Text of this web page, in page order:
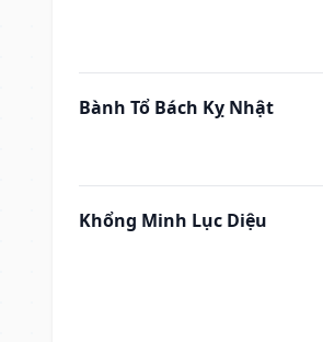
Bành Tổ Bách Kỵ Nhật
Khổng Minh Lục Diệu